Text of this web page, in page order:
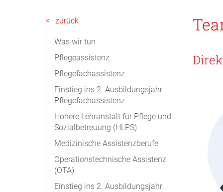
Navigation
Subnavigation
Desktop
< zurück
Was wir tun
Pflegeassistenz
Pflegefachassistenz
Einstieg ins 2. Ausbildungsjahr
Pflegefachassistenz
Höhere Lehranstalt für Pflege und
Sozialbetreuung (HLPS)
Medizinische Assistenzberufe
Operationstechnische Assistenz
(OTA)
Einstieg ins 2. Ausbildungsjahr